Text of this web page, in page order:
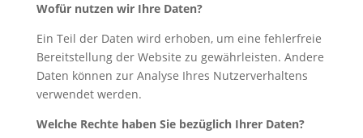
Wofür nutzen wir Ihre Daten?
Ein Teil der Daten wird erhoben, um eine fehlerfreie
Bereitstellung der Website zu gewährleisten. Andere
Daten können zur Analyse Ihres Nutzerverhaltens
verwendet werden.
Welche Rechte haben Sie bezüglich Ihrer Daten?